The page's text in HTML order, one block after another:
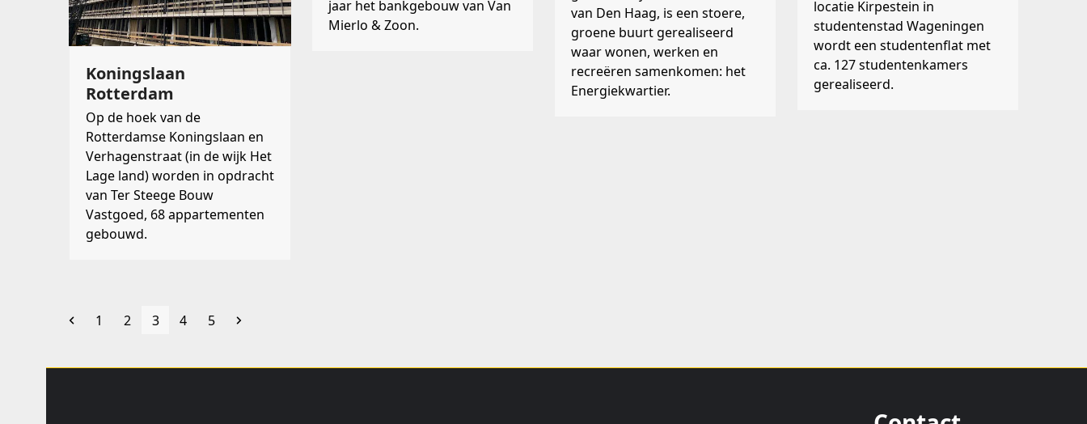
Koningslaan
Rotterdam
Op de hoek van de
Rotterdamse Koningslaan en
Verhagenstraat (in de wijk Het
Lage land) worden in opdracht
van Ter Steege Bouw
Vastgoed, 68 appartementen
gebouwd.
jaar het bankgebouw van Van
Mierlo & Zoon.
van Den Haag, is een stoere,
groene buurt gerealiseerd
waar wonen, werken en
recreëren samenkomen: het
Energiekwartier.
locatie Kirpestein in
studentenstad Wageningen
wordt een studentenflat met
ca. 127 studentenkamers
gerealiseerd.
VorigePage
1 Page
2 Page
3 Page
4 Page
5 Volgende